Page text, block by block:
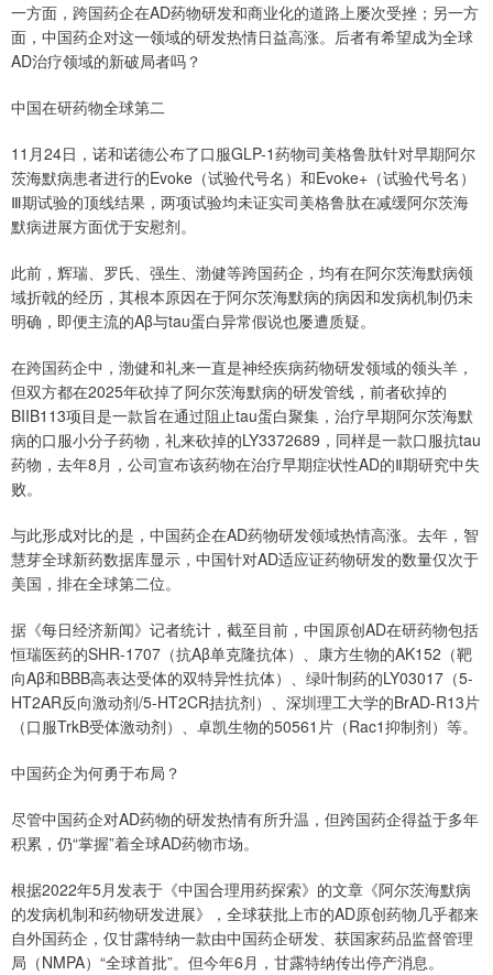
一方面，跨国药企在AD药物研发和商业化的道路上屡次受挫；另一方
面，中国药企对这一领域的研发热情日益高涨。后者有希望成为全球
AD治疗领域的新破局者吗？
中国在研药物全球第二
11月24日，诺和诺德公布了口服GLP-1药物司美格鲁肽针对早期阿尔
茨海默病患者进行的Evoke（试验代号名）和Evoke+（试验代号名）
Ⅲ期试验的顶线结果，两项试验均未证实司美格鲁肽在减缓阿尔茨海
默病进展方面优于安慰剂。
此前，辉瑞、罗氏、强生、渤健等跨国药企，均有在阿尔茨海默病领
域折戟的经历，其根本原因在于阿尔茨海默病的病因和发病机制仍未
明确，即便主流的Aβ与tau蛋白异常假说也屡遭质疑。
在跨国药企中，渤健和礼来一直是神经疾病药物研发领域的领头羊，
但双方都在2025年砍掉了阿尔茨海默病的研发管线，前者砍掉的
BIIB113项目是一款旨在通过阻止tau蛋白聚集，治疗早期阿尔茨海默
病的口服小分子药物，礼来砍掉的LY3372689，同样是一款口服抗tau
药物，去年8月，公司宣布该药物在治疗早期症状性AD的Ⅱ期研究中失
败。
与此形成对比的是，中国药企在AD药物研发领域热情高涨。去年，智
慧芽全球新药数据库显示，中国针对AD适应证药物研发的数量仅次于
美国，排在全球第二位。
据《每日经济新闻》记者统计，截至目前，中国原创AD在研药物包括
恒瑞医药的SHR-1707（抗Aβ单克隆抗体）、康方生物的AK152（靶
向Aβ和BBB高表达受体的双特异性抗体）、绿叶制药的LY03017（5-
HT2AR反向激动剂/5-HT2CR拮抗剂）、深圳理工大学的BrAD-R13片
（口服TrkB受体激动剂）、卓凯生物的50561片（Rac1抑制剂）等。
中国药企为何勇于布局？
尽管中国药企对AD药物的研发热情有所升温，但跨国药企得益于多年
积累，仍“掌握”着全球AD药物市场。
根据2022年5月发表于《中国合理用药探索》的文章《阿尔茨海默病
的发病机制和药物研发进展》，全球获批上市的AD原创药物几乎都来
自外国药企，仅甘露特纳一款由中国药企研发、获国家药品监督管理
局（NMPA）“全球首批”。但今年6月，甘露特纳传出停产消息。